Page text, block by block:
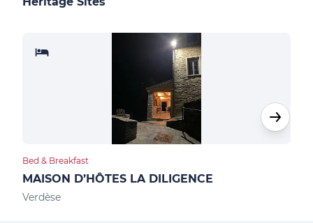
Bed & Breakfast
MAISON D’HÔTES LA DILIGENCE
Verdèse